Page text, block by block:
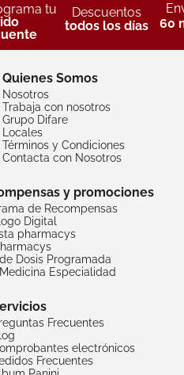
tu
Descuentos
todos los días
60
Quienes Somos
Nosotros
Trabaja con nosotros
Grupo Difare
Locales
Términos y Condiciones
Contacta con Nosotros
y promociones
de Recompensas
Digital
pharmacys
Dosis Programada
Especialidad
Frecuentes
electrónicos
Frecuentes